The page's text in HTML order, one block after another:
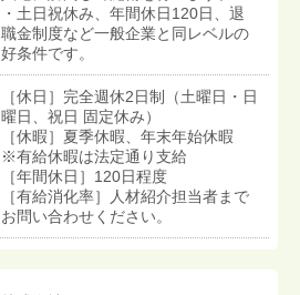
・土日祝休み、年間休日120日、退
職金制度など一般企業と同レベルの
好条件です。
［休日］完全週休2日制（土曜日・日
曜日、祝日 固定休み）
［休暇］夏季休暇、年末年始休暇
※有給休暇は法定通り支給
［年間休日］120日程度
［有給消化率］人材紹介担当者まで
お問い合わせください。